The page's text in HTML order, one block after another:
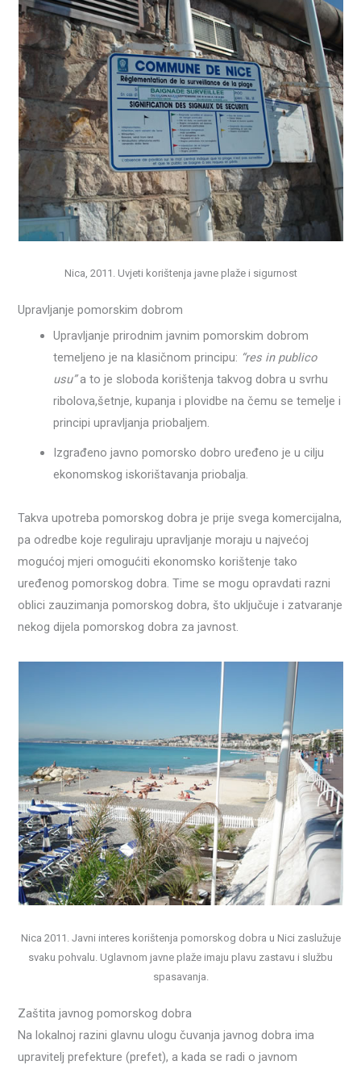
Nica, 2011. Uvjeti korištenja javne plaže i sigurnost
Upravljanje pomorskim dobrom
Upravljanje prirodnim javnim pomorskim dobrom
temeljeno je na klasičnom principu: “res in publico
usu”a to je sloboda korištenja takvog dobra u svrhu
ribolova,šetnje, kupanja i plovidbe na čemu se temelje i
principi upravljanja priobaljem.
Izgrađeno javno pomorsko dobro uređeno je u cilju
ekonomskog iskorištavanja priobalja.
Takva upotreba pomorskog dobra je prije svega komercijalna,
pa odredbe koje reguliraju upravljanje moraju u najvećoj
mogućoj mjeri omogućiti ekonomsko korištenje tako
uređenog pomorskog dobra. Time se mogu opravdati razni
oblici zauzimanja pomorskog dobra, što uključuje i zatvaranje
nekog dijela pomorskog dobra za javnost.
Nica 2011. Javni interes korištenja pomorskog dobra u Nici zaslužuje
svaku pohvalu. Uglavnom javne plaže imaju plavu zastavu i službu
spasavanja.
Zaštita javnog pomorskog dobra
Na lokalnoj razini glavnu ulogu čuvanja javnog dobra ima
upravitelj prefekture (prefet), a kada se radi o javnom